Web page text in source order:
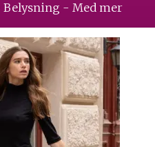
- Med mer